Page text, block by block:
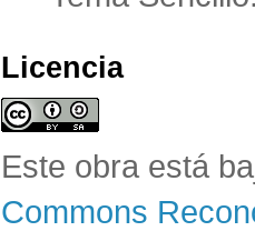
Licencia
Este obra está
Commons